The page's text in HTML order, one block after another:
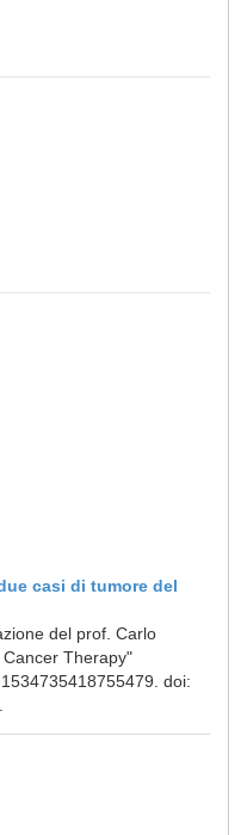
casi di tumore del
del prof. Carlo
Cancer Therapy"
doi: